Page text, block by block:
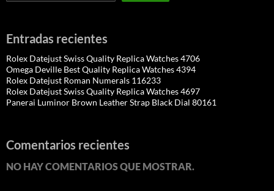
Entradas recientes
Rolex Datejust Swiss Quality Replica Watches 4706
Omega Deville Best Quality Replica Watches 4394
Rolex Datejust Roman Numerals 116233
Rolex Datejust Swiss Quality Replica Watches 4697
Panerai Luminor Brown Leather Strap Black Dial 80161
Comentarios recientes
NO HAY COMENTARIOS QUE MOSTRAR.